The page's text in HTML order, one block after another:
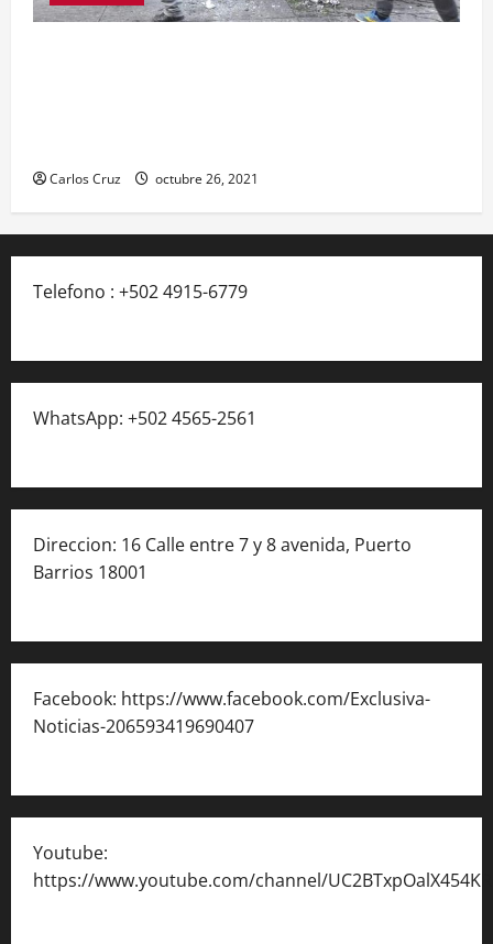
Carlos Cruz octubre 26, 2021
Telefono : +502 4915-6779
WhatsApp: +502 4565-2561
Direccion: 16 Calle entre 7 y 8 avenida, Puerto
Barrios 18001
Facebook: https://www.facebook.com/Exclusiva-
Noticias-206593419690407
Youtube:
https://www.youtube.com/channel/